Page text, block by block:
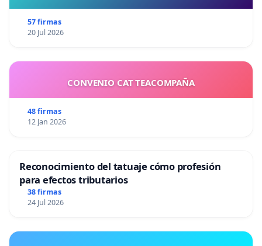
57 firmas
20 Jul 2026
CONVENIO CAT TEACOMPAÑA
48 firmas
12 Jan 2026
Reconocimiento del tatuaje cómo profesión
para efectos tributarios
38 firmas
24 Jul 2026